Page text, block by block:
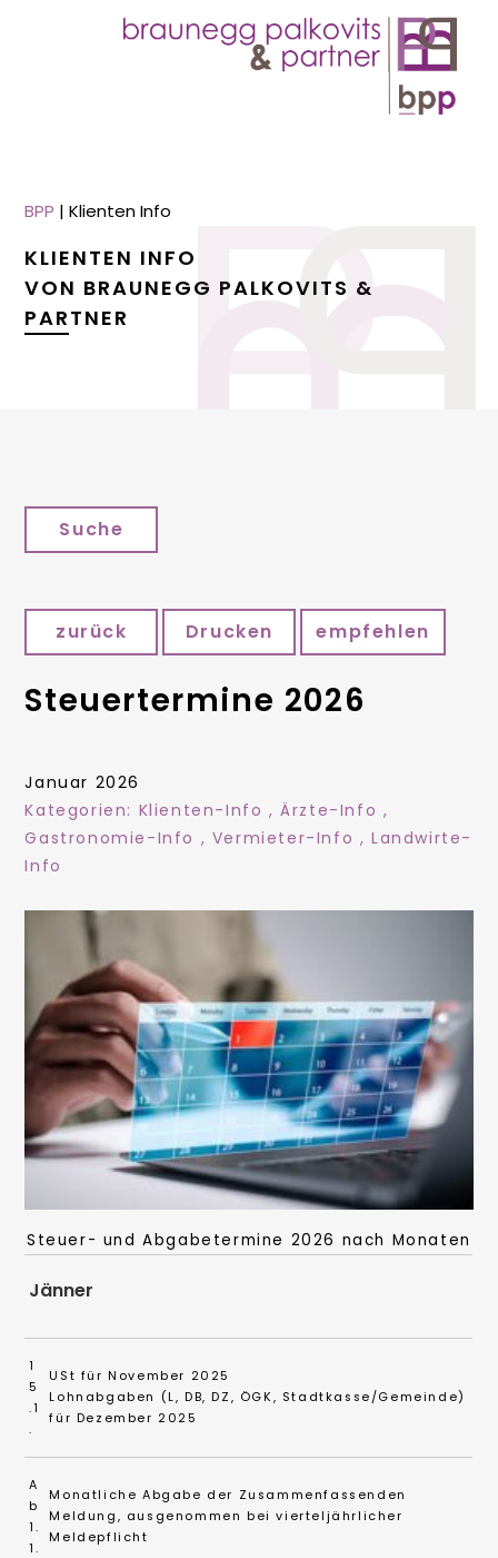
BPP |Klienten Info
KLIENTEN INFO
VON BRAUNEGG PALKOVITS &
PARTNER
Suche
zurück Drucken empfehlen
Steuertermine 2026
Januar 2026
Kategorien: Klienten-Info ,Ärzte-Info ,
Gastronomie-Info , Vermieter-Info ,Landwirte-
Info
Steuer- und Abgabetermine 2026 nach Monaten
Jänner
1
5
.1
.
USt für November 2025
Lohnabgaben (L, DB, DZ, ÖGK, Stadtkasse/Gemeinde)
für Dezember 2025
A
b
1.
1.
Monatliche Abgabe der Zusammenfassenden
Meldung, ausgenommen bei vierteljährlicher
Meldepflicht